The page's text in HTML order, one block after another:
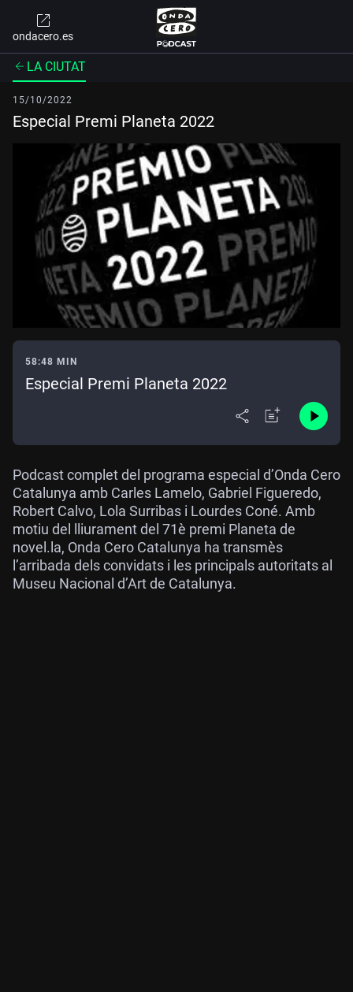
ondacero.es
LA CIUTAT
15/10/2022
Especial Premi Planeta 2022
58:48 MIN
Especial Premi Planeta 2022
Podcast complet del programa especial d’Onda Cero
Catalunya amb Carles Lamelo, Gabriel Figueredo,
Robert Calvo, Lola Surribas i Lourdes Coné. Amb
motiu del lliurament del 71è premi Planeta de
novel.la, Onda Cero Catalunya ha transmès
l’arribada dels convidats i les principals autoritats al
Museu Nacional d’Art de Catalunya.